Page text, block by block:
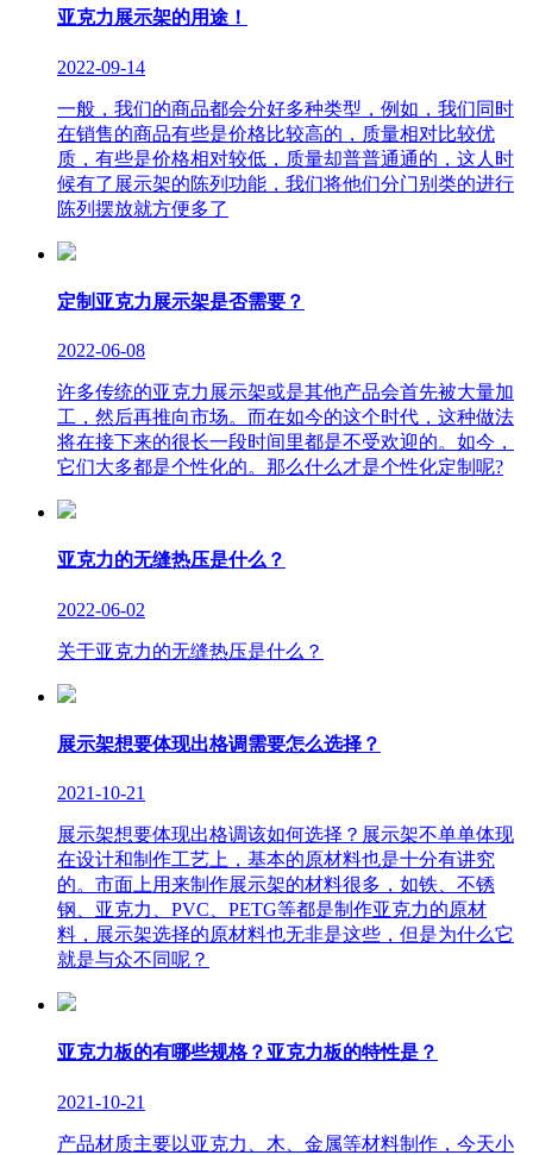
亚克力展示架的用途！
2022-09-14
一般，我们的商品都会分好多种类型，例如，我们同时
在销售的商品有些是价格比较高的，质量相对比较优
质，有些是价格相对较低，质量却普普通通的，这人时
候有了展示架的陈列功能，我们将他们分门别类的进行
陈列摆放就方便多了
定制亚克力展示架是否需要？
2022-06-08
许多传统的亚克力展示架或是其他产品会首先被大量加
工，然后再推向市场。而在如今的这个时代，这种做法
将在接下来的很长一段时间里都是不受欢迎的。如今，
它们大多都是个性化的。那么什么才是个性化定制呢?
亚克力的无缝热压是什么？
2022-06-02
关于亚克力的无缝热压是什么？
展示架想要体现出格调需要怎么选择？
2021-10-21
展示架想要体现出格调该如何选择？展示架不单单体现
在设计和制作工艺上，基本的原材料也是十分有讲究
的。市面上用来制作展示架的材料很多，如铁、不锈
钢、亚克力、PVC、PETG等都是制作亚克力的原材
料，展示架选择的原材料也无非是这些，但是为什么它
就是与众不同呢？
亚克力板的有哪些规格？亚克力板的特性是？
2021-10-21
产品材质主要以亚克力、木、金属等材料制作，今天小